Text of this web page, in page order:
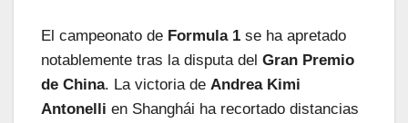
El campeonato de Formula 1 se ha apretado
notablemente tras la disputa del Gran Premio
de China. La victoria de Andrea Kimi
Antonelli en Shanghái ha recortado distancias